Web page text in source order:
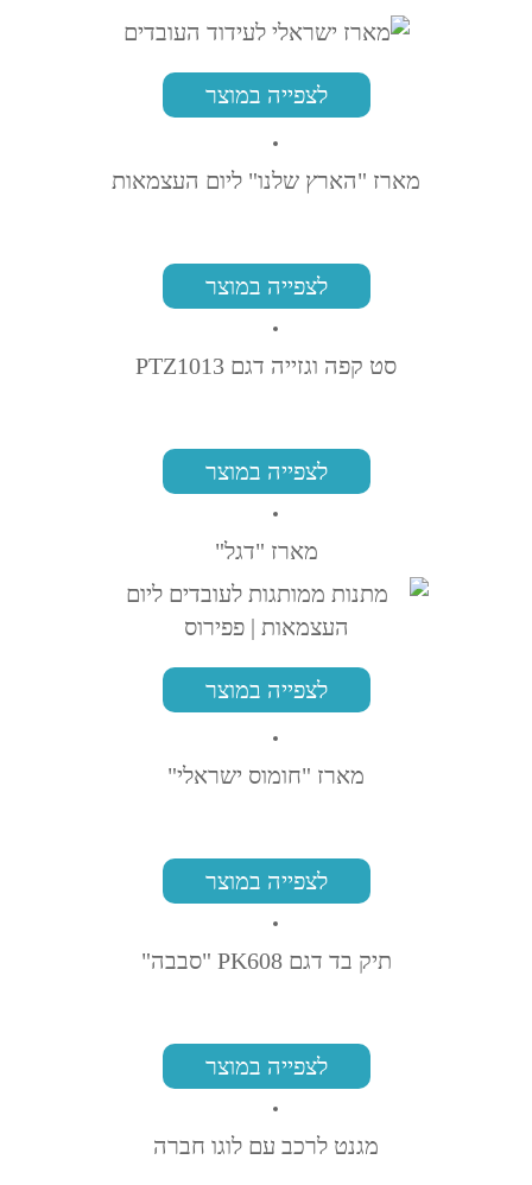
לצפייה במוצר
מארז "הארץ שלנו" ליום העצמאות
לצפייה במוצר
סט קפה וגזייה דגם PTZ1013
לצפייה במוצר
מארז "דגל"
לצפייה במוצר
מארז "חומוס ישראלי"
לצפייה במוצר
תיק בד דגם PK608 "סבבה"
לצפייה במוצר
מגנט לרכב עם לוגו חברה